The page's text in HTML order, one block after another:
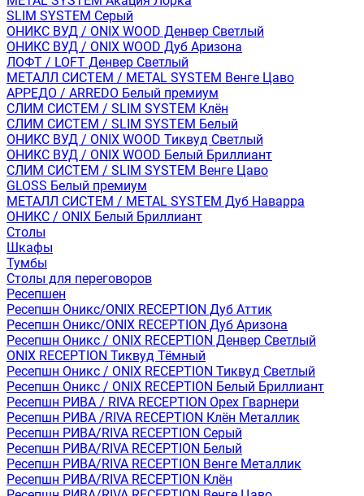
SLIM SYSTEM Серый
ОНИКС ВУД / ONIX WOOD Денвер Светлый
ОНИКС ВУД / ONIX WOOD Дуб Аризона
ЛОФТ / LOFT Денвер Светлый
МЕТАЛЛ СИСТЕМ / METAL SYSTEM Венге Цаво
АРРЕДО / ARREDO Белый премиум
СЛИМ СИСТЕМ / SLIM SYSTEM Клён
СЛИМ СИСТЕМ / SLIM SYSTEM Белый
ОНИКС ВУД / ONIX WOOD Тиквуд Светлый
ОНИКС ВУД / ONIX WOOD Белый Бриллиант
СЛИМ СИСТЕМ / SLIM SYSTEM Венге Цаво
GLOSS Белый премиум
МЕТАЛЛ СИСТЕМ / METAL SYSTEM Дуб Наварра
ОНИКС / ONIX Белый Бриллиант
Столы
Шкафы
Тумбы
Столы для переговоров
Ресепшен
Ресепшн Оникс/ONIX RECEPTION Дуб Аттик
Ресепшн Оникс/ONIX RECEPTION Дуб Аризона
Ресепшн Оникс / ONIX RECEPTION Денвер Светлый
ONIX RECEPTION Тиквуд Тёмный
Ресепшн Оникс / ONIX RECEPTION Тиквуд Светлый
Ресепшн Оникс / ONIX RECEPTION Белый Бриллиант
Ресепшн РИВА / RIVA RECEPTION Орех Гварнери
Ресепшн РИВА /RIVA RECEPTION Клён Металлик
Ресепшн РИВА/RIVA RECEPTION Серый
Ресепшн РИВА/RIVA RECEPTION Белый
Ресепшн РИВА/RIVA RECEPTION Венге Металлик
Ресепшн РИВА/RIVA RECEPTION Клён